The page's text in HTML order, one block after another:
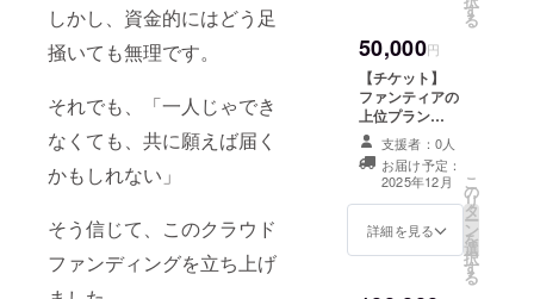
しかし、資金的にはどう足
掻いても無理です。
それでも、「一人じゃでき
なくても、共に願えば届く
かもしれない」
そう信じて、このクラウド
ファンディングを立ち上げ
にてmp3.を送付
します
す
る
50,000円
【チケット】
ファンティアの
上位プラン
（1000円）のチ
ケット３カ月分
を提供します。
過去の「歌って
みた」の限定公
開を掲載してい
ます。 送付先の
支援者：0人
お届け予定：
2025年12月
詳細を見る
こ
の
リ
タ
ー
ン
を
選
択
す
る